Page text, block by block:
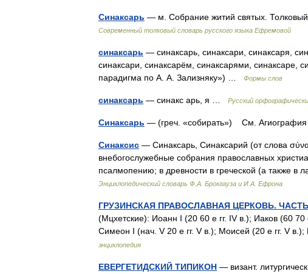
Синаксарь — м. Собрание житий святых.
Современный толковый словарь русского языка Ефремовой
синаксарь — синаксарь, синаксари, синаксаря,
синаксари, синаксарём, синаксарями, синаксаре,
парадигма по А. А. Зализняку») …
Формы слов
синаксарь — синакс арь, я … Русский
Синаксарь — (греч. «собирать») См.
Синаксис — Синаксарь, Синаксарий (от слова
внебогослужебные собрания православных
псалмопению; в древности в греческой (а также
Энциклопедический словарь Ф.А. Брокгауза и И.А. Ефрона
ГРУЗИНСКАЯ ПРАВОСЛАВНАЯ ЦЕРКОВЬ.
(Мцхетские): Иоанн I (20 60 е гг. IV в.); Иаков (60 70
Симеон I (нач. V 20 е гг. V в.); Моисей (20 е гг. V
энциклопедия
ЕВЕРГЕТИДСКИЙ ТИПИКОН — визант.